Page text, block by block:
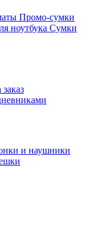
Промо-сумки
ноутбука Сумки
и наушники